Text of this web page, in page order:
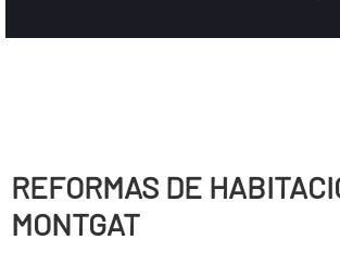
REFORMAS DE
MONTGAT